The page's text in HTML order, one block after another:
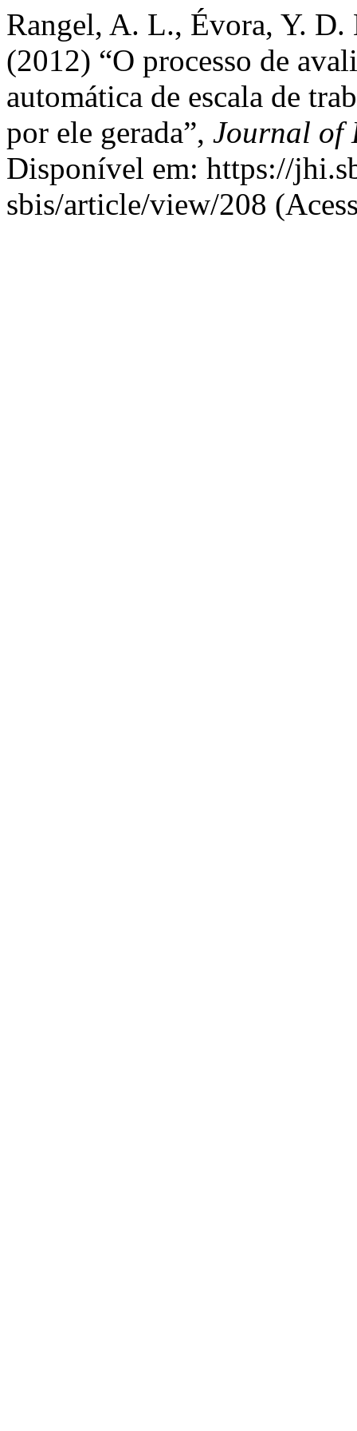
Rangel, A. L., Évora, Y.
(2012) “O processo de
automática de escala de
por ele gerada”, Journal of
Disponível em: https://
sbis/article/view/208